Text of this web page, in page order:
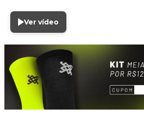
Ver vídeo